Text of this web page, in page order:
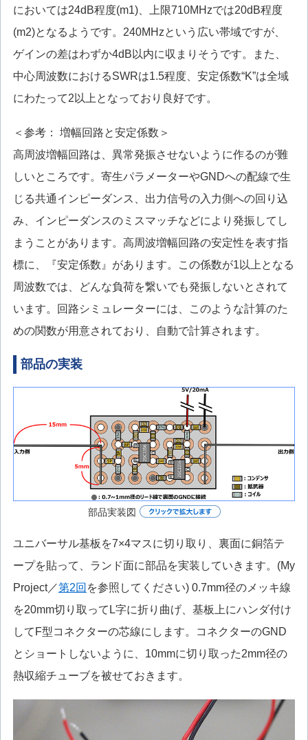
においては24dB程度(m1)、上限710MHzでは20dB程度
(m2)となるようです。240MHzという広い帯域ですが、
ゲインの差はわずか4dB以内に収まりそうです。また、
中心周波数におけるSWRは1.5程度、安定係数“K”は全域
にわたって2以上となっており良好です。
＜参考： 増幅回路と安定係数＞
高周波増幅回路は、異常発振させないように作るのが難
しいところです。寄生パラメーターやGNDへの配線で生
じる共通インピーダンス、出力信号の入力側への回り込
み、インピーダンスのミスマッチなどにより発振してし
まうことがあります。高周波増幅回路の安定性を表す指
標に、『安定係数』があります。この係数が1以上となる
周波数では、どんな負荷を繋いでも発振しないとされて
います。回路シミュレーターには、このような計算のた
めの関数が用意されており、自動で計算されます。
部品の実装
部品実装図
ユニバーサル基板を7×4マスに切り取り、裏面に銅箔テ
ープを貼って、ランド面に部品を実装していきます。(My
Project／第2回 を参照してください) 0.7mm径のメッキ線
を20mm切り取ってL字に折り曲げ、基板上にハンダ付け
してF型コネクターの芯線にします。コネクターのGND
とショートしないように、10mmに切り取った2mm径の
熱収縮チューブを被せておきます。